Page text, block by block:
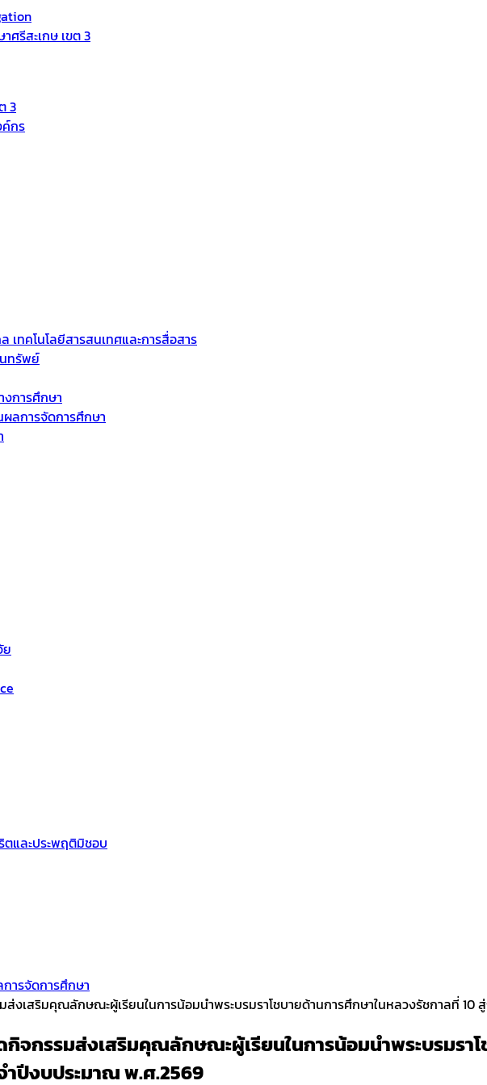
3
กร
เทคโนโลยีสารสนเทศและการสื่อสาร
ทรัพย์
การศึกษา
ลการจัดการศึกษา
ย
ตและประพฤติมิชอบ
ารจัดการศึกษา
งเสริมคุณลักษณะผู้เรียนในการน้อมนำพระบรมราโชบายด้านการศึกษาในหลวงรัชกาลที่
จกรรมส่งเสริมคุณลักษณะผู้เรียนในการน้อมนำพระบรมรา
ปีงบประมาณ พ.ศ.2569